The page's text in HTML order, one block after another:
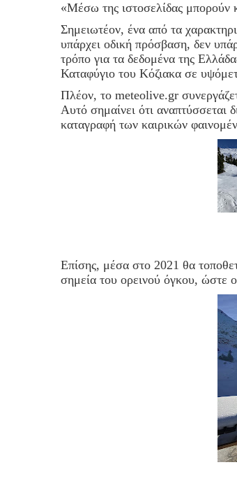
«Μέσω της ιστοσελίδας μπορούν
Σημειωτέον, ένα από τα
υπάρχει οδική πρόσβαση, δεν
τρόπο για τα δεδομένα της
Καταφύγιο του Κόζιακα σε
Πλέον, το meteolive.gr
Αυτό σημαίνει ότι αναπτύσσεται
καταγραφή των καιρικών
Επίσης, μέσα στο 2021 θα
σημεία του ορεινού όγκου, ώστε